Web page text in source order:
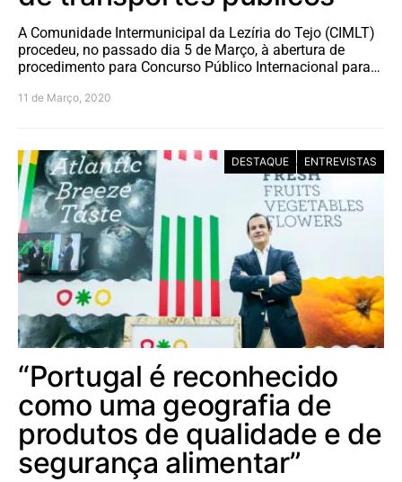
A Comunidade Intermunicipal da Lezíria do Tejo (CIMLT)
procedeu, no passado dia 5 de Março, à abertura de
procedimento para Concurso Público Internacional para…
11 de Março, 2020
DESTAQUE ENTREVISTAS
“Portugal é reconhecido
como uma geografia de
produtos de qualidade e de
segurança alimentar”